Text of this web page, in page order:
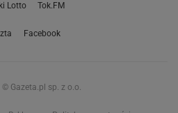
Lotto Tok.FM
Facebook
Gazeta.pl sp. z o.o.